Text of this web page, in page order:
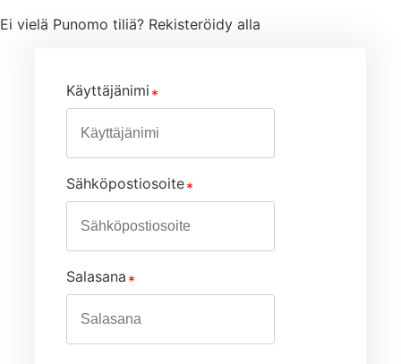
Ei vielä Punomo tiliä? Rekisteröidy alla
Käyttäjänimi
Sähköpostiosoite
Salasana